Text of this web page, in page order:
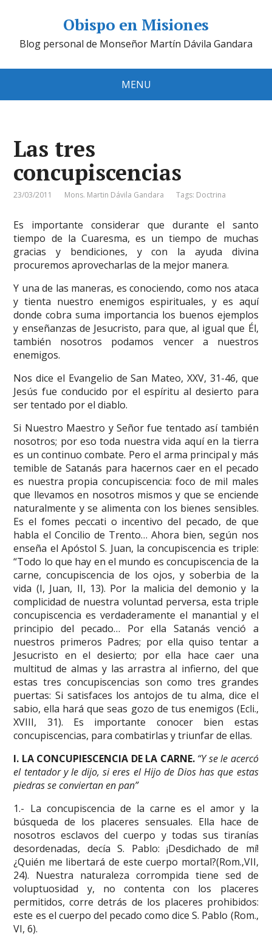
Obispo en Misiones
Blog personal de Monseñor Martín Dávila Gandara
MENU
Las tres
concupiscencias
23/03/2011 Mons. Martin Dávila Gandara Tags: Doctrina
Es importante considerar que durante el santo
tiempo de la Cuaresma, es un tiempo de muchas
gracias y bendiciones, y con la ayuda divina
procuremos aprovecharlas de la mejor manera.
Y una de las maneras, es conociendo, como nos ataca
y tienta nuestro enemigos espirituales, y es aquí
donde cobra suma importancia los buenos ejemplos
y enseñanzas de Jesucristo, para que, al igual que Él,
también nosotros podamos vencer a nuestros
enemigos.
Nos dice el Evangelio de San Mateo, XXV, 31-46, que
Jesús fue conducido por el espíritu al desierto para
ser tentado por el diablo.
Si Nuestro Maestro y Señor fue tentado así también
nosotros; por eso toda nuestra vida aquí en la tierra
es un continuo combate. Pero el arma principal y más
temible de Satanás para hacernos caer en el pecado
es nuestra propia concupiscencia: foco de mil males
que llevamos en nosotros mismos y que se enciende
naturalmente y se alimenta con los bienes sensibles.
Es el fomes peccati o incentivo del pecado, de que
habla el Concilio de Trento… Ahora bien, según nos
enseña el Apóstol S. Juan, la concupiscencia es triple:
“Todo lo que hay en el mundo es concupiscencia de la
carne, concupiscencia de los ojos, y soberbia de la
vida (I, Juan, II, 13). Por la malicia del demonio y la
complicidad de nuestra voluntad perversa, esta triple
concupiscencia es verdaderamente el manantial y el
principio del pecado… Por ella Satanás venció a
nuestros primeros Padres; por ella quiso tentar a
Jesucristo en el desierto; por ella hace caer una
multitud de almas y las arrastra al infierno, del que
estas tres concupiscencias son como tres grandes
puertas: Si satisfaces los antojos de tu alma, dice el
sabio, ella hará que seas gozo de tus enemigos (Ecli.,
XVIII, 31). Es importante conocer bien estas
concupiscencias, para combatirlas y triunfar de ellas.
I. LA CONCUPIESCENCIA DE LA CARNE. “Y se le acercó
el tentador y le dijo, si eres el Hijo de Dios has que estas
piedras se conviertan en pan”
1.- La concupiscencia de la carne es el amor y la
búsqueda de los placeres sensuales. Ella hace de
nosotros esclavos del cuerpo y todas sus tiranías
desordenadas, decía S. Pablo: ¡Desdichado de mí!
¿Quién me libertará de este cuerpo mortal?(Rom.,VII,
24). Nuestra naturaleza corrompida tiene sed de
voluptuosidad y, no contenta con los placeres
permitidos, corre detrás de los placeres prohibidos:
este es el cuerpo del pecado como dice S. Pablo (Rom.,
VI, 6).